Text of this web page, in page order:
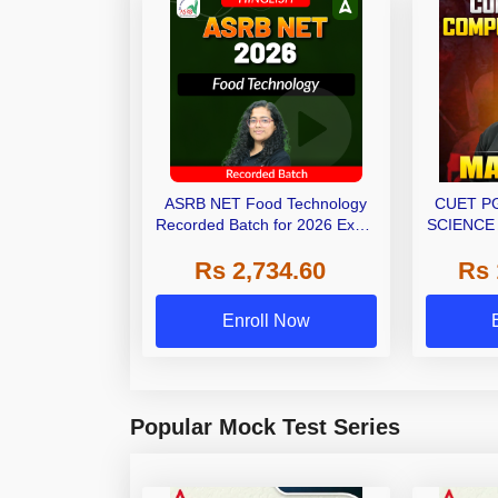
ASRB NET Food Technology
Recorded Batch for 2026 Exam
Adda247
Rs 2,734.60
Enroll Now
CUET
SCIENCE
Classes
Rs
Popular Mock Test Series